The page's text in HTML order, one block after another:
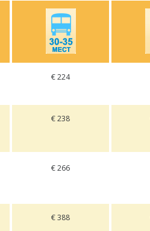
€ 224
€ 238
€ 266
€ 388